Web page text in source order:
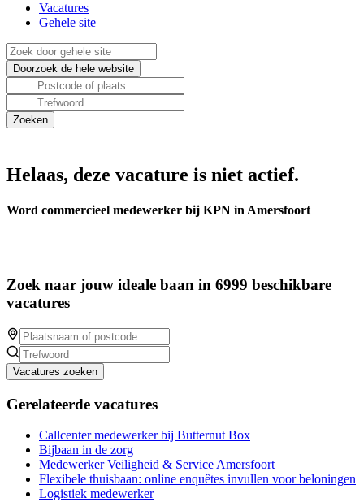
Vacatures
Gehele site
Helaas, deze vacature is niet actief.
Word commercieel medewerker bij KPN in Amersfoort
Zoek naar jouw ideale baan in 6999 beschikbare
vacatures
Vacatures zoeken
Gerelateerde vacatures
Callcenter medewerker bij Butternut Box
Bijbaan in de zorg
Medewerker Veiligheid & Service Amersfoort
Flexibele thuisbaan: online enquêtes invullen voor beloningen
Logistiek medewerker